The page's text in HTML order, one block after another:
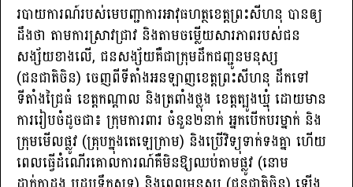
របាយការណ៍របស់មេបញ្ជាការអាវុធហត្ថខេត្តព្រះសីហនុ បានឲ្យ
ដឹងថា តាមការស្រាវជ្រាវ និងតាមចម្លើយសារភាពរបស់ជន
សង្ស័យខាងលើ, ជនសង្ស័យគឺជាក្រុមដឹកជញ្ជូនមនុស្ស
(ជនជាតិចិន) ចេញពីទីតាំងអនឡាញខេត្ដព្រះសីហនុ ដឹកទៅ
ទីតាំងជ្រៃធំ ខេត្ដកណ្ដាល និងត្រពាំងថ្លុង ខេត្ដត្បូងឃ្មុំ ដោយមាន
ការរៀបចំដូចជា៖ ក្រុមការពារ ចំនួន២នាក់ អ្នកបើកបរម្នាក់ និង
ក្រុមមើលផ្លូវ (គ្រុបក្នុងតេឡេក្រាម) និងប្រើវិទ្យុទាក់ទងគ្នា ហើយ
ពេលធ្វើដំណើរគោលការណ៍គឺមិនឱ្យឈប់តាមផ្លូវ (នោម